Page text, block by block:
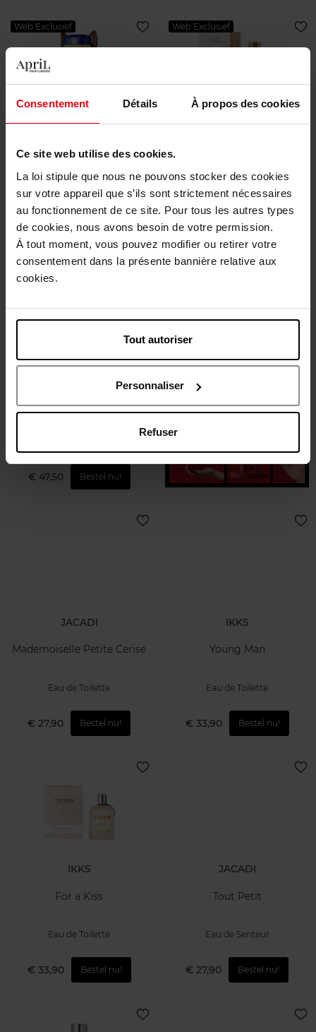
Consentement Détails À propos des cookies
Ce site web utilise des cookies.
La loi stipule que nous ne pouvons stocker des cookies
sur votre appareil que s’ils sont strictement nécessaires
au fonctionnement de ce site. Pour tous les autres types
de cookies, nous avons besoin de votre permission.
À tout moment, vous pouvez modifier ou retirer votre
consentement dans la présente bannière relative aux
cookies.
Tout autoriser
Personnaliser
Refuser
Web Exclusief
PAW PATROL
2D Shower Gel & Shampoo
€ 6,50 Bestel nu!
Web Exclusief
SOPHIE LA GIRAFE
Eau de Soin
€ 43,90 Bestel nu!
Web Exclusief
MON PETIT
€ 47,50 Bestel nu!
JACADI
Mademoiselle Petite Cerise
Eau de Toilette
€ 27,90 Bestel nu!
IKKS
Young Man
Eau de Toilette
€ 33,90 Bestel nu!
IKKS
For a Kiss
Eau de Toilette
€ 33,90 Bestel nu!
JACADI
Tout Petit
Eau de Senteur
€ 27,90 Bestel nu!